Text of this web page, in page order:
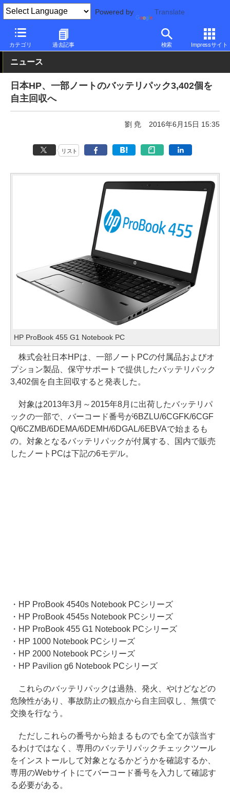
Powered by Translate
カテゴリ 過去記事 検索 Impressサイト
PC Watch パソコン/タブレット/スマートフォン ノートパソコン
ニュース
日本HP、一部ノートのバッテリパック3,402個を
自主回収へ
劉 尭 2016年6月15日 15:35
リスト
HP ProBook 455 G1 Notebook PC
株式会社日本HPは、一部ノートPCの付属品およびオ
プション製品、保守サポートで提供したバッテリパック
3,402個を自主回収すると発表した。
対象は2013年3月～2015年8月に出荷したバッテリパ
ックの一部で、バーコード番号が6BZLU/6CGFK/6CGF
Q/6CZMB/6DEMA/6DEMH/6DGAL/6EBVAで始まるも
の。対象となるバッテリパックが付属する、国内で販売
したノートPCは下記の6モデル。
・HP ProBook 4540s Notebook PCシリーズ
・HP ProBook 4545s Notebook PCシリーズ
・HP ProBook 455 G1 Notebook PCシリーズ
・HP 1000 Notebook PCシリーズ
・HP 2000 Notebook PCシリーズ
・HP Pavilion g6 Notebook PCシリーズ
これらのバッテリパックは過熱、発火、やけどなどの
危険性があり、事故防止の観点から自主回収し、無償で
交換を行なう。
ただしこれらの番号から始まるものでも全てが該当す
るわけではなく、専用のバッテリパックチェックツール
をインストールして対象となるかどうかを確認するか、
専用のWebサイトにてバーコード番号を入力して確認す
る必要がある。